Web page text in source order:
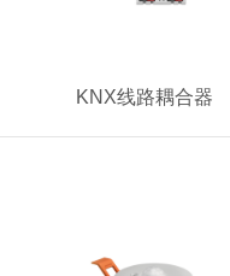
KNX线路耦合器